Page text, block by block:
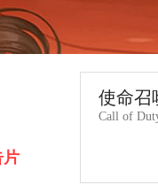
片
使命召
Call of